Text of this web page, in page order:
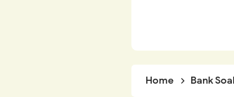
Home Bank Soal